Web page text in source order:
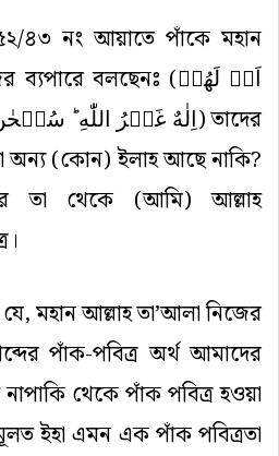
৪৩ নং আয়াতে পাঁকে মহান
ব্যপারে বলছেনঃ (اَمۡ لَهُمۡ
اِلٰهٌ غَیۡرُ اللّٰهِ) তাদের
অন্য (কোন) ইলাহ আছে নাকি?
তা থেকে (আমি) আল্লাহ
মহান আল্লাহ তা’আলা নিজের
পাঁক-পবিত্র অর্থ আমাদের
থেকে পাঁক পবিত্র হওয়া
ইহা এমন এক পাঁক পবিত্রতা